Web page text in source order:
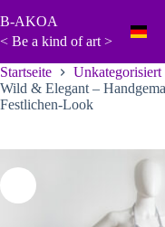
Inhalt
springen
B-AKOA
< Be a kind of art >
Startseite
Unkategorisiert
Wild & Elegant –
Festlichen-Look